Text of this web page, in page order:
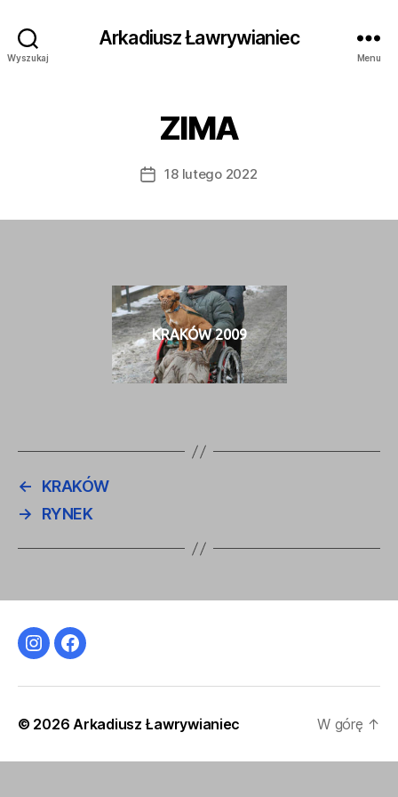
Wyszukaj
Arkadiusz Ławrywianiec
Menu
ZIMA
Data18 lutego 2022
KRAKÓW 2009
←
KRAKÓW
→
RYNEK
InstagramFacebook
© 2026Arkadiusz Ławrywianiec W górę ↑